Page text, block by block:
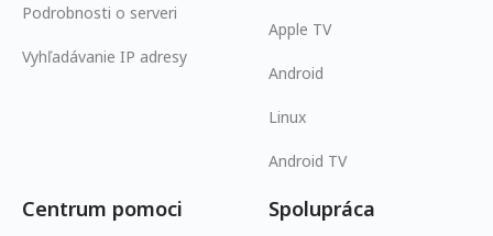
Podrobnosti o serveri
Vyhľadávanie IP adresy
Apple TV
Android
Linux
Android TV
Centrum pomoci Spolupráca